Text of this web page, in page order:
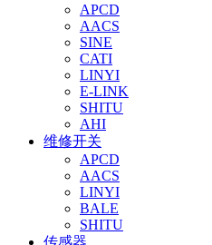
APCD
AACS
SINE
CATI
LINYI
E-LINK
SHITU
AHI
维修开关
APCD
AACS
LINYI
BALE
SHITU
传感器